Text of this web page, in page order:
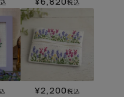
税込
¥2,200税込